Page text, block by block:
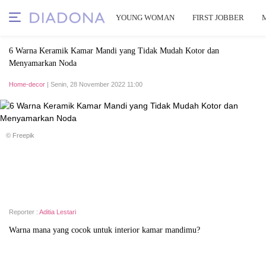
YOUNG WOMAN FIRST JOBBER
6 Warna Keramik Kamar Mandi yang Tidak Mudah Kotor dan
Menyamarkan Noda
Home-decor | Senin, 28 November 2022 11:00
© Freepik
Reporter : Aditia Lestari
Warna mana yang cocok untuk interior kamar mandimu?